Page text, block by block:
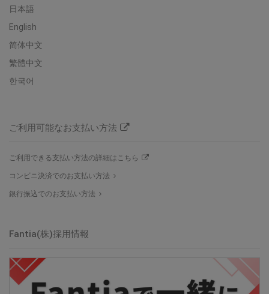
日本語
English
简体中文
繁體中文
한국어
ご利用可能なお支払い方法
ご利用できる支払い方法の詳細はこちら
コンビニ決済でのお支払い方法
銀行振込でのお支払い方法
Fantia(株)採用情報